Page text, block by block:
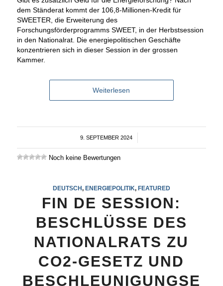
dem Ständerat kommt der 106,8-Millionen-Kredit für
SWEETER, die Erweiterung des
Forschungsförderprogramms SWEET, in der Herbstsession
in den Nationalrat. Die energiepolitischen Geschäfte
konzentrieren sich in dieser Session in der grossen
Kammer.
Weiterlesen
9. SEPTEMBER 2024
/
Noch keine Bewertungen
DEUTSCH, ENERGIEPOLITIK, FEATURED
FIN DE SESSION:
BESCHLÜSSE DES
NATIONALRATS ZU
CO2-GESETZ UND
BESCHLEUNIGUNGSE